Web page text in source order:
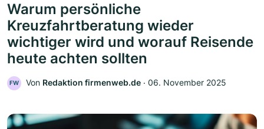
Warum persönliche
Kreuzfahrtberatung wieder
wichtiger wird und worauf Reisende
heute achten sollten
FW Von Redaktion firmenweb.de ‧ 06. November 2025